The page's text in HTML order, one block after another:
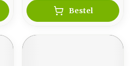
Bestel